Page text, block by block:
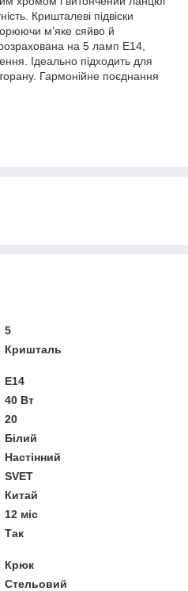
Кришталеві підвіски
м’яке сяйво й
на 5 ламп E14,
Ідеально підходить для
Гармонійне поєднання
5
Кришталь
E14
40 Вт
20
Білий
Настінний
SVET
Китай
12 міс
Так
Крюк
Стельовий